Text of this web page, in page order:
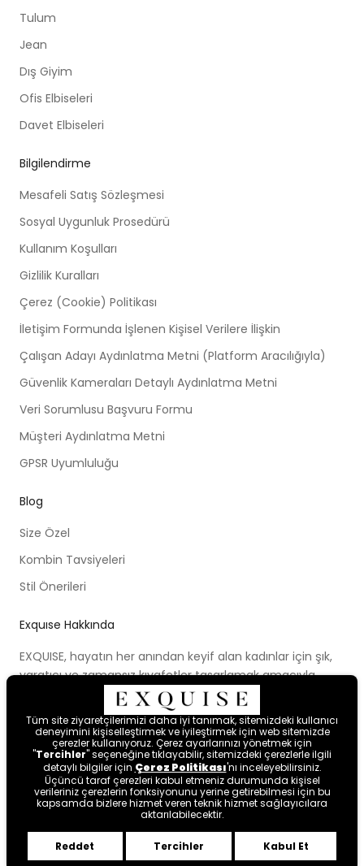
Tulum
Jean
Dış Giyim
Ofis Elbiseleri
Davet Elbiseleri
Bilgilendirme
Mesafeli Satış Sözleşmesi
Sosyal Uygunluk Prosedürü
Kullanım Koşulları
Gizlilik Kuralları
Çerez (Cookie) Politikası
İletişim Formunda İşlenen Kişisel Verilere İlişkin
Çalışan Adayı Aydınlatma Metni (Platform Aracılığıyla)
Güvenlik Kameraları Detaylı Aydınlatma Metni
Veri Sorumlusu Başvuru Formu
Müşteri Aydınlatma Metni
GPSR Uyumluluğu
Blog
Size Özel
Kombin Tavsiyeleri
Stil Önerileri
Exquıse Hakkında
EXQUISE, hayatın her anından keyif alan kadınlar için şık,
yaratıcı ve zamansız kıyafetler tasarlamak amacıyla
kurulmuştur. Kurulduğu ilk günden beri ortaya koymaya
çalıştığı modern tasarım anlayışı, cesur renk paletleri,
yenilikçi kalıpları ve farklı bakış açısıyla kadınları hayal
etmeye ve mutlu hissetmeye davet etmektedir.
Byte tarafından tasarlanmıştır.
Tüm site ziyaretçilerimizi daha iyi tanımak, sitemizdeki kullanıcı
deneyimini kişiselleştirmek ve iyileştirmek için web sitemizde
çerezler kullanıyoruz. Çerez ayarlarınızı yönetmek için
"Tercihler" seçeneğine tıklayabilir, sitemizdeki çerezlerle ilgili
detaylı bilgiler için Çerez Politikası'nı inceleyebilirsiniz.
Üçüncü taraf çerezleri kabul etmeniz durumunda kişisel
verileriniz çerezlerin fonksiyonunu yerine getirebilmesi için bu
kapsamda bizlere hizmet veren teknik hizmet sağlayıcılara
aktarılabilecektir.
Reddet Tercihler Kabul Et